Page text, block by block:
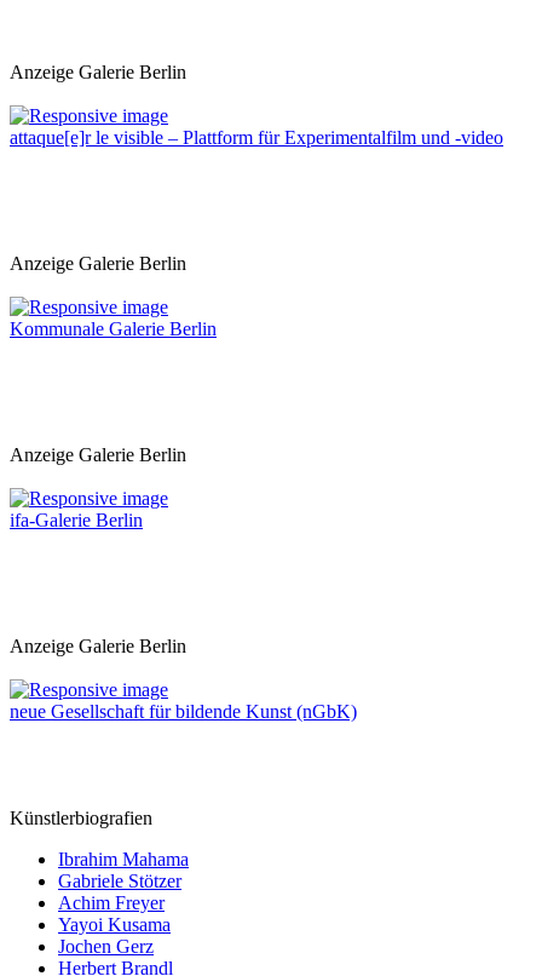
Anzeige Galerie Berlin
attaque[e]r le visible – Plattform für Experimentalfilm und -video
Anzeige Galerie Berlin
Kommunale Galerie Berlin
Anzeige Galerie Berlin
ifa-Galerie Berlin
Anzeige Galerie Berlin
neue Gesellschaft für bildende Kunst (nGbK)
Künstlerbiografien
Ibrahim Mahama
Gabriele Stötzer
Achim Freyer
Yayoi Kusama
Jochen Gerz
Herbert Brandl